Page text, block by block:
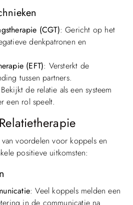
(CGT): Gericht op het
denkpatronen en
(EFT): Versterkt de
tussen partners.
de relatie als een systeem
een rol speelt.
voordelen voor koppels en
positieve uitkomsten:
: Veel koppels melden een